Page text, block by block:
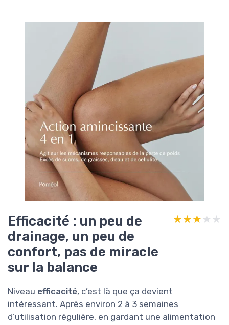
Efficacité : un peu de
drainage, un peu de
confort, pas de miracle
sur la balance
★★★★★
★★★★★
Niveau efficacité, c’est là que ça devient
intéressant. Après environ 2 à 3 semaines
d’utilisation régulière, en gardant une alimentation